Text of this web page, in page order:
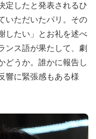
定したと発表されるひ
いただいたパリ。その
したい」とお礼を述べ
ンス語が果たして、劇
どうか。誰かに報告し
響に緊張感もある様